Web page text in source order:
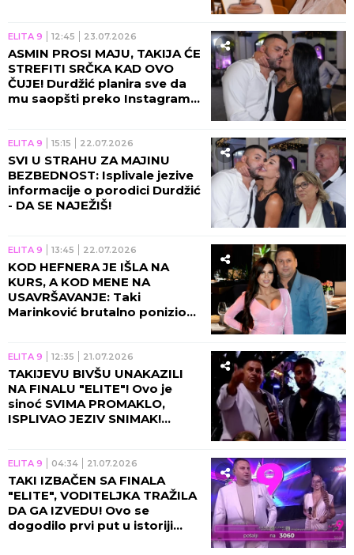
ELITA 9 12:45 23.07.2026
ASMIN PROSI MAJU, TAKIJA ĆE
STREFITI SRČKA KAD OVO
ČUJE! Durdžić planira sve da
mu saopšti preko Instagrama
ELITA 9 15:15 22.07.2026
SVI U STRAHU ZA MAJINU
BEZBEDNOST: Isplivale jezive
informacije o porodici Durdžić
- DA SE NAJEŽIŠ!
ELITA 9 13:45 22.07.2026
KOD HEFNERA JE IŠLA NA
KURS, A KOD MENE NA
USAVRŠAVANJE: Taki
Marinković brutalno ponizio
ELITA 9 12:35 21.07.2026
TAKIJEVU BIVŠU UNAKAZILI
NA FINALU "ELITE"! Ovo je
sinoć SVIMA PROMAKLO,
ISPLIVAO JEZIV SNIMAK!
ELITA 9 04:34 21.07.2026
TAKI IZBAČEN SA FINALA
"ELITE", VODITELJKA TRAŽILA
DA GA IZVEDU! Ovo se
dogodilo prvi put u istoriji